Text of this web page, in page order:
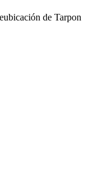
de Tarpon